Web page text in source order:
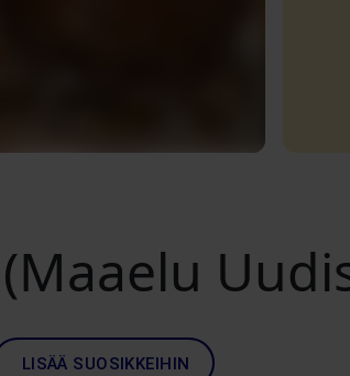
LISÄÄ SUOSIKKEIHIN